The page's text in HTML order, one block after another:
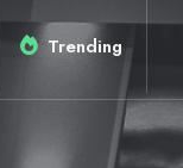
Trending